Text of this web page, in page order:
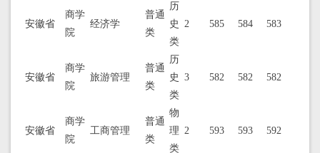
安徽省
商学
院
经济学
普通
类
历
史
类
2 585 584 583
安徽省
商学
院
旅游管理
普通
类
历
史
类
3 582 582 582
安徽省
商学
院
工商管理
普通
类
物
理
类
2 593 593 592